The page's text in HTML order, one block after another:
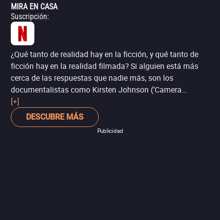
MIRA EN CASA
Suscripción:
¿Qué tanto de realidad hay en la ficción, y qué tanto de
ficción hay en la realidad filmada? Si alguien está más
cerca de las respuestas que nadie más, son los
documentalistas como Kirsten Johnson (‘Camera
Person’), quien en esta producción emplea la fantasía –
en un curioso acto de equilibrismo entre la emotividad y
el humor negro – para representar una realidad
[+]
DESCUBRE MÁS
Publicidad